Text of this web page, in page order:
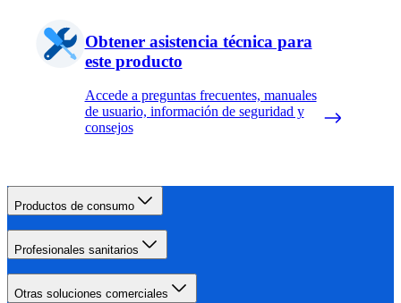
Obtener asistencia técnica para
este producto
Accede a preguntas frecuentes, manuales
de usuario, información de seguridad y
consejos
Productos de consumo
Profesionales sanitarios
Otras soluciones comerciales